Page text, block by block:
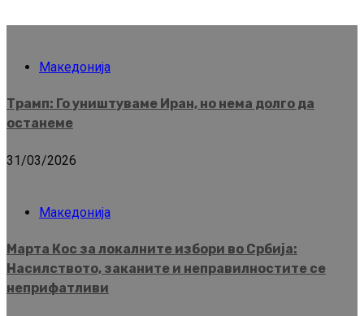
Македонија
Трамп: Го уништуваме Иран, но нема долго да
останеме
31/03/2026
Македонија
Марта Кос за локалните избори во Србија:
Насилството, заканите и неправилностите се
неприфатливи